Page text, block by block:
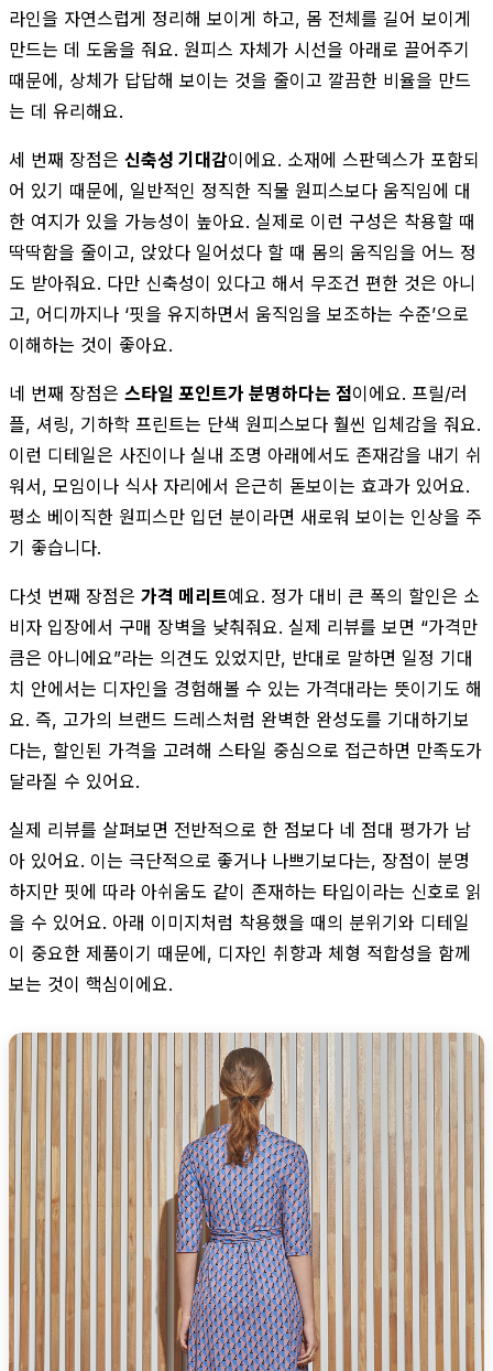
라인을 자연스럽게 정리해 보이게 하고, 몸 전체를 길어 보이게
만드는 데 도움을 줘요. 원피스 자체가 시선을 아래로 끌어주기
때문에, 상체가 답답해 보이는 것을 줄이고 깔끔한 비율을 만드
는 데 유리해요.
세 번째 장점은 신축성 기대감이에요. 소재에 스판덱스가 포함되
어 있기 때문에, 일반적인 정직한 직물 원피스보다 움직임에 대
한 여지가 있을 가능성이 높아요. 실제로 이런 구성은 착용할 때
딱딱함을 줄이고, 앉았다 일어섰다 할 때 몸의 움직임을 어느 정
도 받아줘요. 다만 신축성이 있다고 해서 무조건 편한 것은 아니
고, 어디까지나 ‘핏을 유지하면서 움직임을 보조하는 수준’으로
이해하는 것이 좋아요.
네 번째 장점은 스타일 포인트가 분명하다는 점이에요. 프릴/러
플, 셔링, 기하학 프린트는 단색 원피스보다 훨씬 입체감을 줘요.
이런 디테일은 사진이나 실내 조명 아래에서도 존재감을 내기 쉬
워서, 모임이나 식사 자리에서 은근히 돋보이는 효과가 있어요.
평소 베이직한 원피스만 입던 분이라면 새로워 보이는 인상을 주
기 좋습니다.
다섯 번째 장점은 가격 메리트예요. 정가 대비 큰 폭의 할인은 소
비자 입장에서 구매 장벽을 낮춰줘요. 실제 리뷰를 보면 “가격만
큼은 아니에요”라는 의견도 있었지만, 반대로 말하면 일정 기대
치 안에서는 디자인을 경험해볼 수 있는 가격대라는 뜻이기도 해
요. 즉, 고가의 브랜드 드레스처럼 완벽한 완성도를 기대하기보
다는, 할인된 가격을 고려해 스타일 중심으로 접근하면 만족도가
달라질 수 있어요.
실제 리뷰를 살펴보면 전반적으로 한 점보다 네 점대 평가가 남
아 있어요. 이는 극단적으로 좋거나 나쁘기보다는, 장점이 분명
하지만 핏에 따라 아쉬움도 같이 존재하는 타입이라는 신호로 읽
을 수 있어요. 아래 이미지처럼 착용했을 때의 분위기와 디테일
이 중요한 제품이기 때문에, 디자인 취향과 체형 적합성을 함께
보는 것이 핵심이에요.